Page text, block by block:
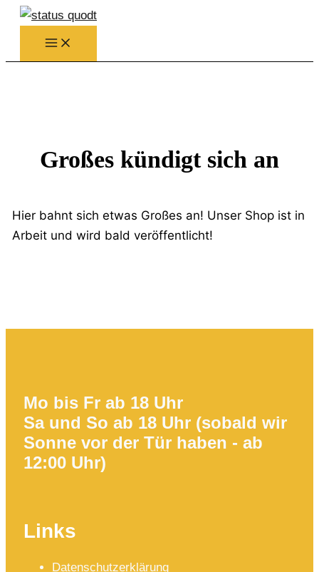
Zum
Inhalt
springen
Großes kündigt sich an
Hier bahnt sich etwas Großes an! Unser Shop ist in
Arbeit und wird bald veröffentlicht!
Mo bis Fr ab 18 Uhr
Sa und So ab 18 Uhr (sobald wir
Sonne vor der Tür haben - ab
12:00 Uhr)
Links
Datenschutzerklärung